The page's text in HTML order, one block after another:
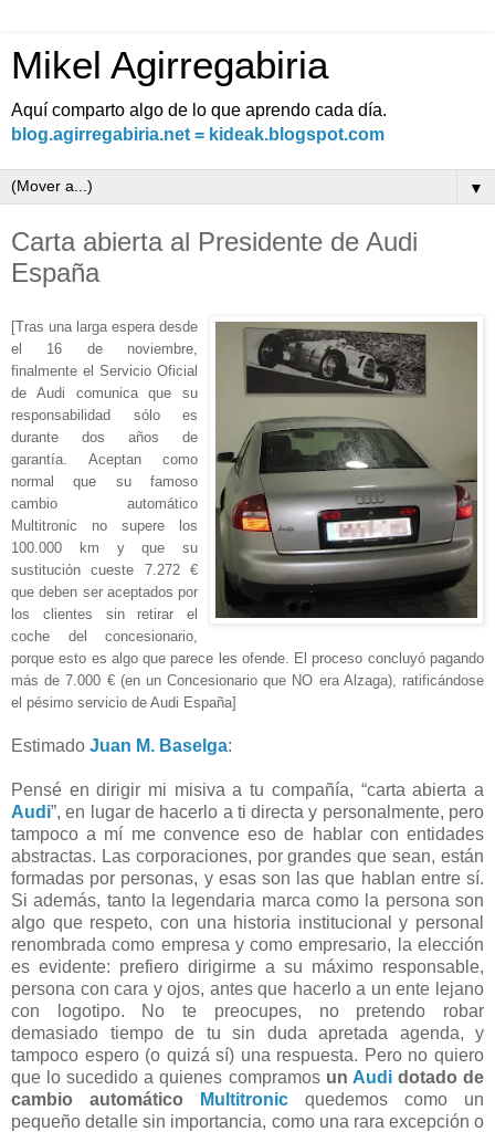
Mikel Agirregabiria
Aquí comparto algo de lo que aprendo cada día.
blog.agirregabiria.net = kideak.blogspot.com
▼
Carta abierta al Presidente de Audi
España
[Tras una larga espera desde
el 16 de noviembre,
finalmente el Servicio Oficial
de Audi comunica que su
responsabilidad sólo es
durante dos años de
garantía. Aceptan como
normal que su famoso
cambio automático
Multitronic no supere los
100.000 km y que su
sustitución cueste 7.272 €
que deben ser aceptados por
los clientes sin retirar el
coche del concesionario,
porque esto es algo que parece les ofende. El proceso concluyó pagando
más de 7.000 € (en unConcesionario que NO era Alzaga), ratificándose
el pésimo servicio de Audi España]
Estimado Juan M. Baselga:
Pensé en dirigir mi misiva a tu compañía, “carta abierta a
Audi”, en lugar de hacerlo a ti directa y personalmente, pero
tampoco a mí me convence eso de hablar con entidades
abstractas. Las corporaciones, por grandes que sean, están
formadas por personas, y esas son las que hablan entre sí.
Si además, tanto la legendaria marca como la persona son
algo que respeto, con una historia institucional y personal
renombrada como empresa y como empresario, la elección
es evidente: prefiero dirigirme a su máximo responsable,
persona con cara y ojos, antes que hacerlo a un ente lejano
con logotipo. No te preocupes, no pretendo robar
demasiado tiempo de tu sin duda apretada agenda, y
tampoco espero (o quizá sí) una respuesta. Pero no quiero
que lo sucedido a quienes compramos un Audi dotado de
cambio automático
Multitronic
quedemos como un
pequeño detalle sin importancia, como una rara excepción o